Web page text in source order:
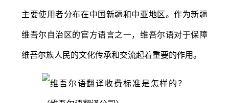
主要使用者分布在中国新疆和中亚地区。作为新疆
维吾尔自治区的官方语言之一，维吾尔语对于保障
维吾尔族人民的文化传承和交流起着重要的作用。